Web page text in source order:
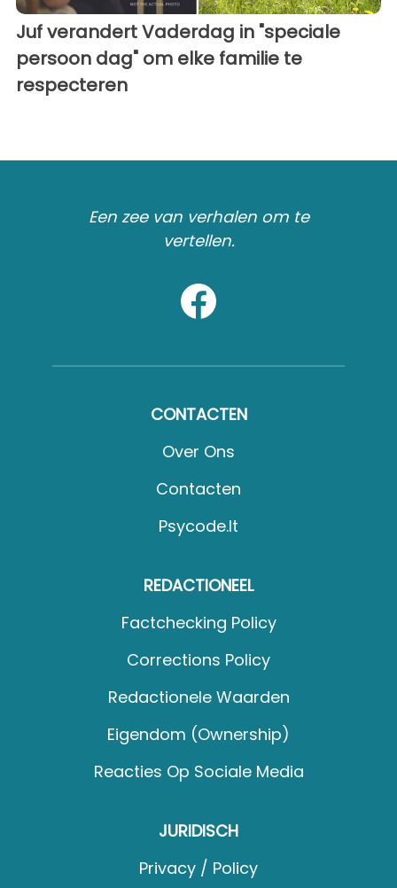
Juf verandert Vaderdag in "speciale
persoon dag" om elke familie te
respecteren
Een zee van verhalen om te
vertellen.
CONTACTEN
Over Ons
Contacten
Psycode.it
REDACTIONEEL
Factchecking Policy
Corrections Policy
Redactionele Waarden
Eigendom (Ownership)
Reacties Op Sociale Media
JURIDISCH
Privacy / Policy